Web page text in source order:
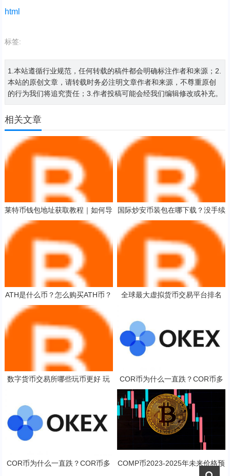
html
标签:
1.本站遵循行业规范，任何转载的稿件都会明确标注作者和来源；2.
本站的原创文章，请转载时务必注明文章作者和来源，不尊重原创
的行为我们将追究责任；3.作者投稿可能会经我们编辑修改或补充。
相关文章
莱特币钱包地址获取教程｜如何导
出莱特币钱包的私钥
国际炒安币装包在哪下载？没手续
费炒安币装包用户量排名
ATH是什么币？怎么购买ATH币？
ATH币官网总量和币种概念介绍
全球最大虚拟货币交易平台排名
数字货币交易所哪些玩币更好 玩
COR币为什么一直跌？COR币多
少钱一枚？
COR币为什么一直跌？COR币多
COMP币2023-2025年未来价格预
测 对长线持有是否值得？